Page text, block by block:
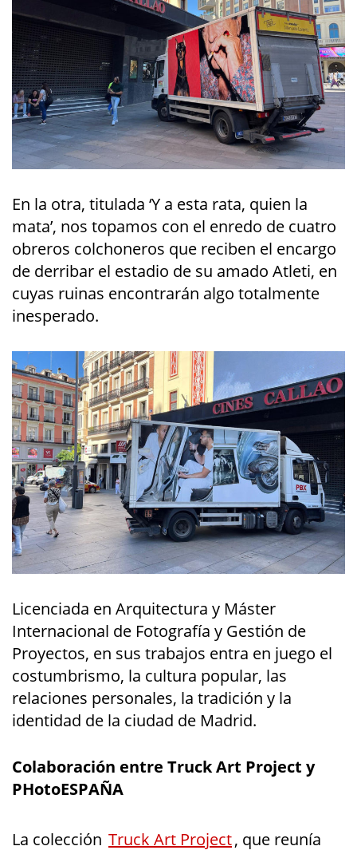
En la otra, titulada ‘Y a esta rata, quien la
mata’, nos topamos con el enredo de cuatro
obreros colchoneros que reciben el encargo
de derribar el estadio de su amado Atleti, en
cuyas ruinas encontrarán algo totalmente
inesperado.
Licenciada en Arquitectura y Máster
Internacional de Fotografía y Gestión de
Proyectos, en sus trabajos entra en juego el
costumbrismo, la cultura popular, las
relaciones personales, la tradición y la
identidad de la ciudad de Madrid.
Colaboración entre Truck Art Project y
PHotoESPAÑA
La colección Truck Art Project, que reunía